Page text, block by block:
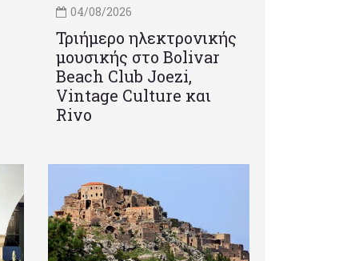
04/08/2026
Τριήμερο ηλεκτρονικής
μουσικής στο Bolivar
Beach Club Joezi,
Vintage Culture και
Rivo